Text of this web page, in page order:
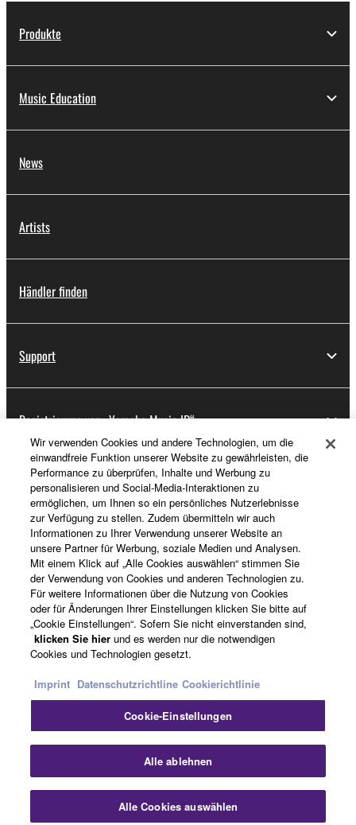
Produkte
Music Education
News
Artists
Händler finden
Support
Registrierung von „Yamaha Music ID“
Über Yamaha
Deutschland - German
Business
KontaktNutzungsbedingungenDatenschutzerklärung
CookierichtlinieImpressum
© Yamaha Corporation.
Wir verwenden Cookies und andere Technologien, um die
einwandfreie Funktion unserer Website zu gewährleisten, die
Performance zu überprüfen, Inhalte und Werbung zu
personalisieren und Social-Media-Interaktionen zu
ermöglichen, um Ihnen so ein persönliches Nutzerlebnisse
zur Verfügung zu stellen. Zudem übermitteln wir auch
Informationen zu Ihrer Verwendung unserer Website an
unsere Partner für Werbung, soziale Medien und Analysen.
Mit einem Klick auf „Alle Cookies auswählen“ stimmen Sie
der Verwendung von Cookies und anderen Technologien zu.
Für weitere Informationen über die Nutzung von Cookies
oder für Änderungen Ihrer Einstellungen klicken Sie bitte auf
„Cookie Einstellungen“. Sofern Sie nicht einverstanden sind,
klicken Sie hier und es werden nur die notwendigen
Cookies und Technologien gesetzt.
Imprint Datenschutzrichtline Cookierichtlinie
Cookie-Einstellungen
Alle ablehnen
Alle Cookies auswählen